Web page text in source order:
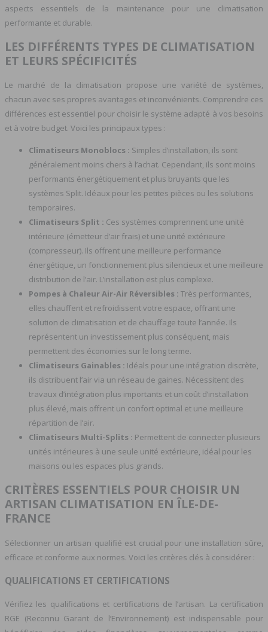
aspects essentiels de la maintenance pour une climatisation
performante et durable.
LES DIFFÉRENTS TYPES DE CLIMATISATION
ET LEURS SPÉCIFICITÉS
Le marché de la climatisation propose une variété de systèmes,
chacun avec ses propres avantages et inconvénients. Comprendre ces
différences est essentiel pour choisir le système adapté à vos besoins
et à votre budget. Voici les principaux types :
Climatiseurs Monoblocs : Simples d’installation, ils sont
généralement moins chers à l’achat. Cependant, ils sont moins
performants énergétiquement et plus bruyants que les
systèmes Split. Idéaux pour les petites pièces ou les solutions
temporaires.
Climatiseurs Split : Ces systèmes comprennent une unité
intérieure (émetteur d’air frais) et une unité extérieure
(compresseur). Ils offrent une meilleure performance
énergétique, un fonctionnement plus silencieux et une meilleure
distribution de l’air. L’installation est plus complexe.
Pompes à Chaleur Air-Air Réversibles : Très performantes,
elles chauffent et refroidissent votre espace, offrant une
solution de climatisation et de chauffage toute l’année. Ils
représentent un investissement plus conséquent, mais
permettent des économies sur le long terme.
Climatiseurs Gainables : Idéals pour une intégration discrète,
ils distribuent l’air via un réseau de gaines. Nécessitent des
travaux d’intégration plus importants et un coût d’installation
plus élevé, mais offrent un confort optimal et une meilleure
répartition de l’air.
Climatiseurs Multi-Splits : Permettent de connecter plusieurs
unités intérieures à une seule unité extérieure, idéal pour les
maisons ou les espaces plus grands.
CRITÈRES ESSENTIELS POUR CHOISIR UN
ARTISAN CLIMATISATION EN ÎLE-DE-
FRANCE
Sélectionner un artisan qualifié est crucial pour une installation sûre,
efficace et conforme aux normes. Voici les critères clés à considérer :
QUALIFICATIONS ET CERTIFICATIONS
Vérifiez les qualifications et certifications de l’artisan. La certification
RGE (Reconnu Garant de l’Environnement) est indispensable pour